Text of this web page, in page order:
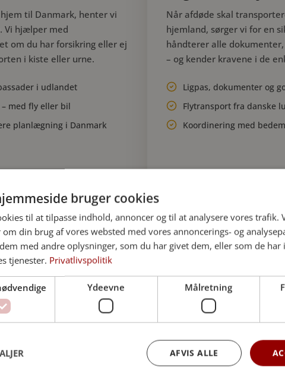
til Danmark, henter vi
Vi hjælper med
om du har forsikring eller ej
i kiste eller urne.
i udlandet
med fly eller bil
planlægning i Danmark
Når afdøde skal
hjemland, sørger vi for en
håndterer alle
– og kender kravene i de
Ligpas, dokumenter og
Flytransport fra danske
Koordinering med
SÅDAN FOREGÅR DET
Transporten
bruger cookies
til at tilpasse indhold, annoncer og til at analysere vores trafik.
din brug af vores websted med vores annoncerings- og
med andre oplysninger, som du har givet dem, eller som de har
tjenester. Privatlivspolitik
Ydeevne Målretning
AFVIS ALLE